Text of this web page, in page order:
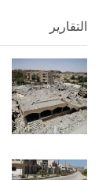
التقارير